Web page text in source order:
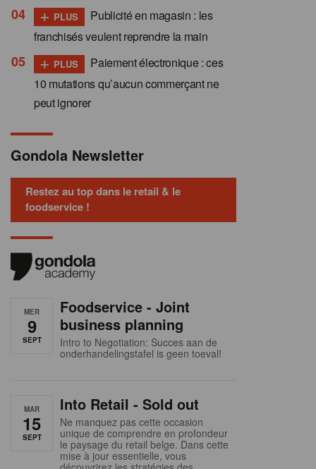
+ PLUS
Publicité en magasin : les
franchisés veulent reprendre la main
+ PLUS
Paiement électronique : ces
10 mutations qu’aucun commerçant ne
peut ignorer
Gondola Newsletter
Restez au top dans le retail & le
foodservice !
MER
9
SEPT
Foodservice - Joint
business planning
Intro to Negotiation: Succes aan de
onderhandelingstafel is geen toeval!
MAR
15
SEPT
Into Retail - Sold out
Ne manquez pas cette occasion
unique de comprendre en profondeur
le paysage du retail belge. Dans cette
mise à jour essentielle, vous